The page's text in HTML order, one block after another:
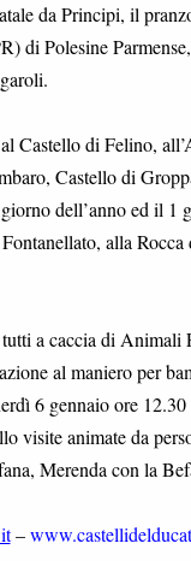
da Principi, il
di Polesine
Castello di Felino,
Castello di
dell’anno ed il 1
alla Rocca
a caccia di Animali
al maniero per
6 gennaio ore
visite animate da
Merenda con la
–